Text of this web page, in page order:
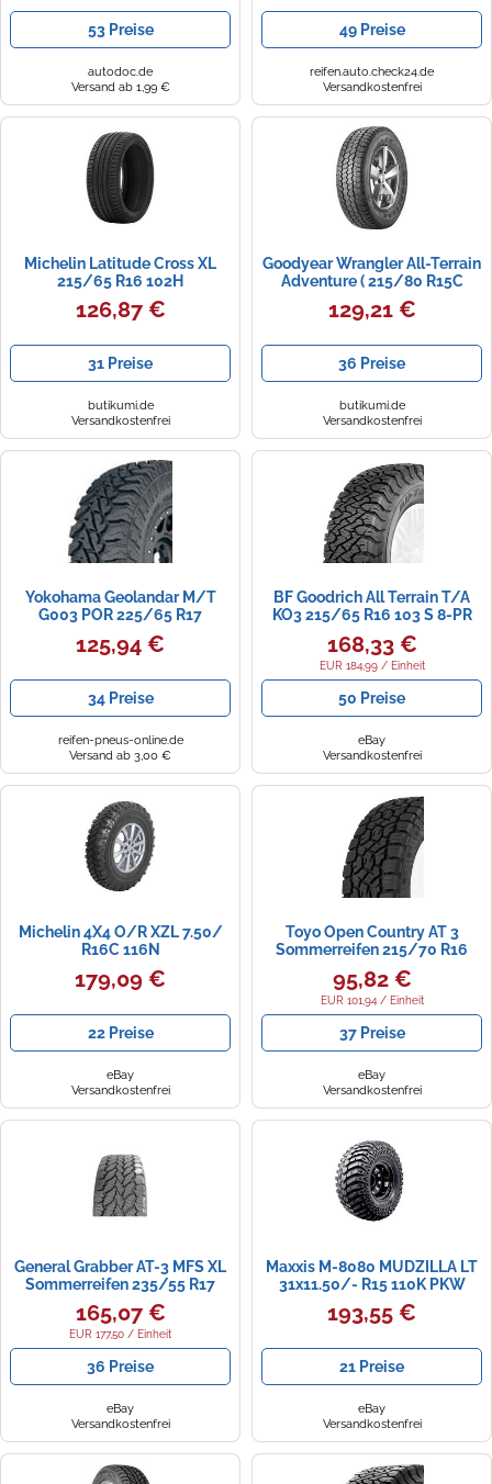
53 Preise
autodoc.de
Versand ab 1,99 €
49 Preise
reifen.auto.check24.de
Versandkostenfrei
Michelin Latitude Cross XL
215/65 R16 102H
Sommerreifen
126,87 €
31 Preise
butikumi.de
Versandkostenfrei
Goodyear Wrangler All-Terrain
Adventure ( 215/80 R15C
111/109T 8PR )
129,21 €
36 Preise
butikumi.de
Versandkostenfrei
Yokohama Geolandar M/T
G003 POR 225/65 R17
107/103Q
125,94 €
34 Preise
reifen-pneus-online.de
Versand ab 3,00 €
BF Goodrich All Terrain T/A
KO3 215/65 R16 103 S 8-PR
3PMSF
168,33 €
EUR 184,99 / Einheit
50 Preise
eBay
Versandkostenfrei
Michelin 4X4 O/R XZL 7.50/
R16C 116N
179,09 €
22 Preise
eBay
Versandkostenfrei
Toyo Open Country AT 3
Sommerreifen 215/70 R16
100T id25438
95,82 €
EUR 101,94 / Einheit
37 Preise
eBay
Versandkostenfrei
General Grabber AT-3 MFS XL
Sommerreifen 235/55 R17
103H id88088
165,07 €
EUR 177,50 / Einheit
36 Preise
eBay
Versandkostenfrei
Maxxis M-8080 MUDZILLA LT
31x11.50/- R15 110K PKW
Sommerreifen Reifen
42725590
193,55 €
21 Preise
eBay
Versandkostenfrei